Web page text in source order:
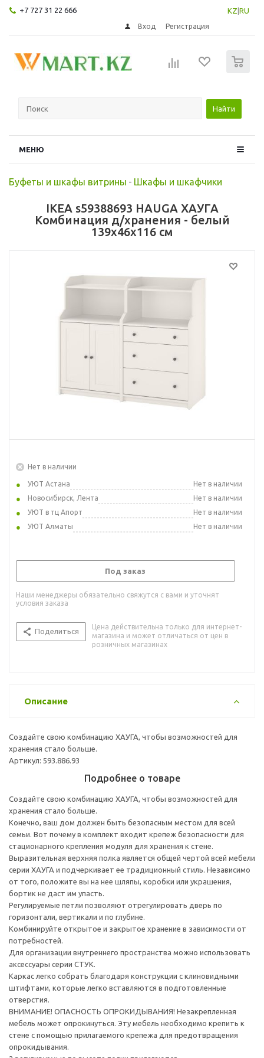
+7 727 31 22 666 KZ RU
Вход Регистрация
Найти
МЕНЮ
Буфеты и шкафы витрины - Шкафы и шкафчики
IKEA s59388693 HAUGA ХАУГА
Комбинация д/хранения - белый
139x46x116 см
Нет в наличии
УЮТ Астана
Нет в наличии
Новосибирск, Лента
Нет в наличии
УЮТ в тц Апорт
Нет в наличии
УЮТ Алматы
Нет в наличии
Под заказ
Наши менеджеры обязательно свяжутся с вами и уточнят
условия заказа
Поделиться
Цена действительна только для интернет-
магазина и может отличаться от цен в
розничных магазинах
Описание
Создайте свою комбинацию ХАУГА, чтобы возможностей для
хранения стало больше.
Артикул: 593.886.93
Подробнее о товаре
Создайте свою комбинацию ХАУГА, чтобы возможностей для
хранения стало больше.
Конечно, ваш дом должен быть безопасным местом для всей
семьи. Вот почему в комплект входит крепеж безопасности для
стационарного крепления модуля для хранения к стене.
Выразительная верхняя полка является общей чертой всей мебели
серии ХАУГА и подчеркивает ее традиционный стиль. Независимо
от того, положите вы на нее шляпы, коробки или украшения,
бортик не даст им упасть.
Регулируемые петли позволяют отрегулировать дверь по
горизонтали, вертикали и по глубине.
Комбинируйте открытое и закрытое хранение в зависимости от
потребностей.
Для организации внутреннего пространства можно использовать
аксессуары серии СТУК.
Каркас легко собрать благодаря конструкции с клиновидными
штифтами, которые легко вставляются в подготовленные
отверстия.
ВНИМАНИЕ! ОПАСНОСТЬ ОПРОКИДЫВАНИЯ! Незакрепленная
мебель может опрокинуться. Эту мебель необходимо крепить к
стене с помощью прилагаемого крепежа для предотвращения
опрокидывания.